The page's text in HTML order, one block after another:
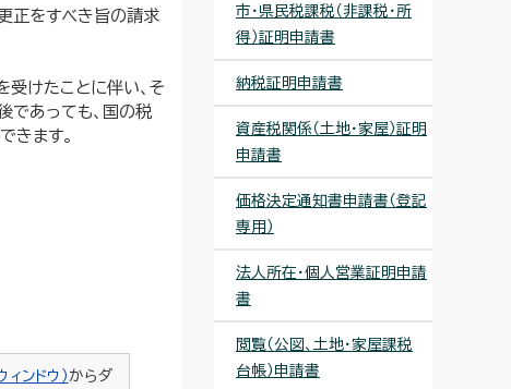
正をすべき旨の請求
けたことに伴い、そ
であっても、国の税
きます。
ンドウ） からダ
市・県民税課税（非課税・所
得）証明申請書
納税証明申請書
資産税関係（土地・家屋）証明
申請書
価格決定通知書申請書（登記
専用）
法人所在・個人営業証明申請
書
閲覧（公図、土地・家屋課税
台帳）申請書